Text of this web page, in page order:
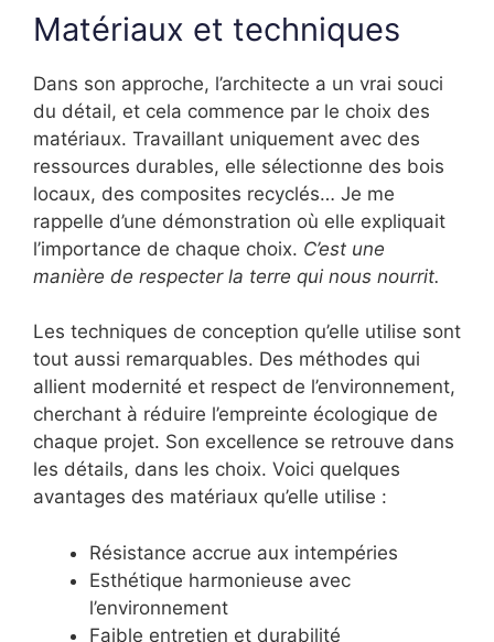
Matériaux et techniques
Dans son approche, l’architecte a un vrai souci
du détail, et cela commence par le choix des
matériaux. Travaillant uniquement avec des
ressources durables, elle sélectionne des bois
locaux, des composites recyclés… Je me
rappelle d’une démonstration où elle expliquait
l’importance de chaque choix. C’est une
manière de respecter la terre qui nous nourrit.
Les techniques de conception qu’elle utilise sont
tout aussi remarquables. Des méthodes qui
allient modernité et respect de l’environnement,
cherchant à réduire l’empreinte écologique de
chaque projet. Son excellence se retrouve dans
les détails, dans les choix. Voici quelques
avantages des matériaux qu’elle utilise :
Résistance accrue aux intempéries
Esthétique harmonieuse avec
l’environnement
Faible entretien et durabilité